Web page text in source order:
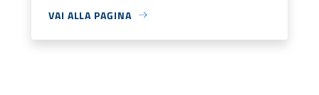
VAI ALLA PAGINA